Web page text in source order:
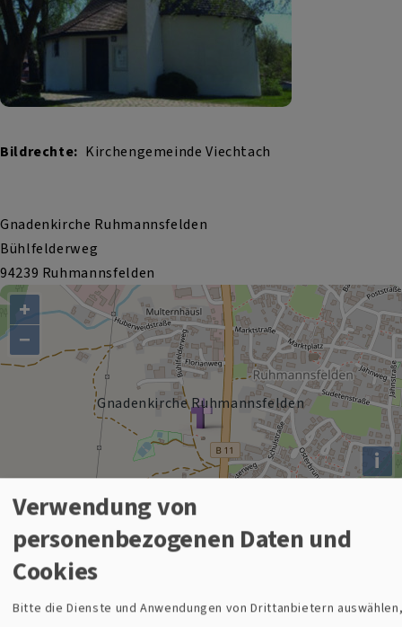
Bildrechte Kirchengemeinde Viechtach
Gnadenkirche Ruhmannsfelden
Bühlfelderweg
94239 Ruhmannsfelden
Gnadenkirche Ruhmannsfelden
+
−
i
Verwendung von
personenbezogenen Daten und
Cookies
Bitte die Dienste und Anwendungen von Drittanbietern